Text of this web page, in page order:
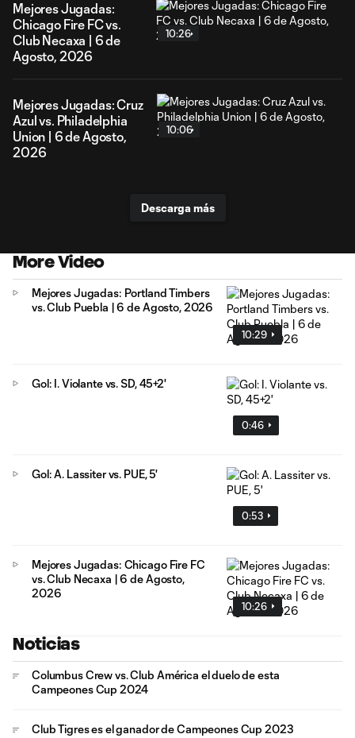
Mejores Jugadas:
Chicago Fire FC vs.
Club Necaxa | 6 de
Agosto, 2026
10:26
Mejores Jugadas: Cruz
Azul vs. Philadelphia
Union | 6 de Agosto,
2026
10:06
Descarga más
More Video
10:29
Mejores Jugadas: Portland Timbers
vs. Club Puebla | 6 de Agosto, 2026
0:46
Gol: I. Violante vs. SD, 45+2'
0:53
Gol: A. Lassiter vs. PUE, 5'
10:26
Mejores Jugadas: Chicago Fire FC
vs. Club Necaxa | 6 de Agosto,
2026
Noticias
Columbus Crew vs. Club América el duelo de esta
Campeones Cup 2024
Club Tigres es el ganador de Campeones Cup 2023